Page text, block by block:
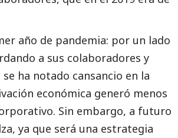
año de pandemia: por un lado
a sus colaboradores y
ha notado cansancio en la
económica generó menos
Sin embargo, a futuro
ya que será una estrategia